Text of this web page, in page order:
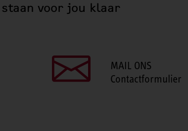
staan voor jou klaar
MAIL ONS
Contactformulier